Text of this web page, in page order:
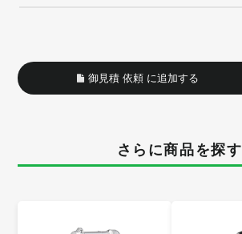
御見積 依頼 に追加する
さらに商品を探す